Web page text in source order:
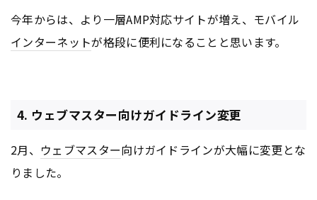
今年からは、より一層AMP対応サイトが増え、モバイル
インターネットが格段に便利になることと思います。
4. ウェブマスター向けガイドライン変更
2月、 ウェブマスター向けガイドラインが大幅に変更とな
りました。